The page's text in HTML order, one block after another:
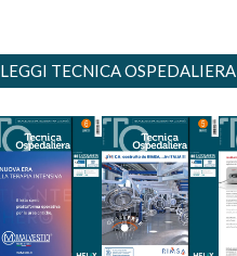
LEGGI TECNICA OSPEDALIERA